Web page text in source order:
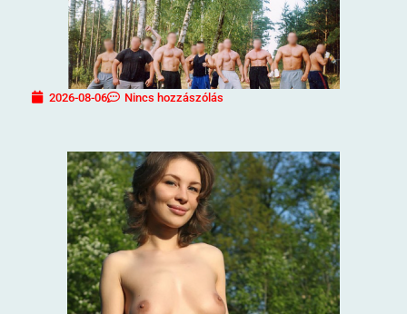
2026-08-06 Nincs hozzászólás